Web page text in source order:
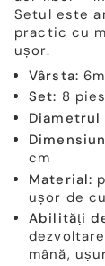
Setul este
practic cu
ușor.
Vârsta:
Set: 8
cm
Material:
ușor de
Abilități
mână,